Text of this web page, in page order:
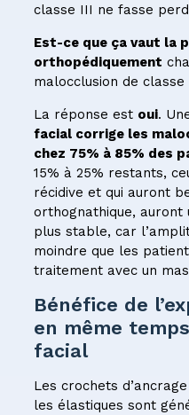
classe III ne fasse
Est-ce que ça vaut la
orthopédiquement
malocclusion de classe
La réponse est oui.
facial corrige les
chez 75% à 85% des
15% à 25% restants,
récidive et qui auront
orthognathique, auront
plus stable, car
moindre que les
traitement avec un
Bénéfice de
en même
facial
Les crochets
les élastiques sont